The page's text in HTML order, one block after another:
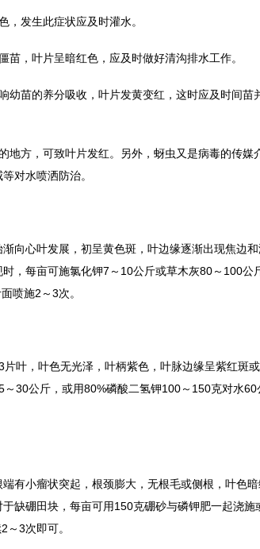
发生此症状应及时灌水。
，叶片呈暗红色，应及时做好清沟排水工作。
苗的养分吸收，叶片发黄变红，这时应及时间苗
方，可致叶片发红。另外，蚜虫又是病毒的传媒
对水喷洒防治。
心叶发展，初呈黄色斑，叶边缘逐渐出现焦边和
，每亩可施氯化钾7～10公斤或草木灰80～100公
喷施2～3次。
，叶色无光泽，叶柄紫色，叶脉边缘呈紫红斑
30公斤，或用80%磷酸二氢钾100～150克对水60
小瘤状突起，根颈膨大，无根毛或侧根，叶色暗
缺硼田块，每亩可用150克硼砂与磷钾肥一起浇施
3次即可。